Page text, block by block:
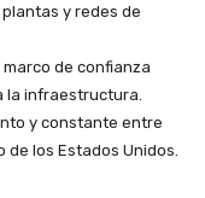
y redes de
de confianza
infraestructura.
y constante entre
los Estados Unidos.